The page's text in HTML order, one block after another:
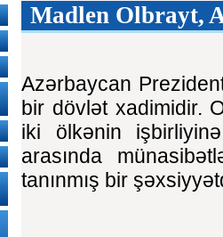
Madlen Olbrayt,
Azərbaycan
bir dövlət xadimidir.
iki ölkənin
arasında
tanınmış bir